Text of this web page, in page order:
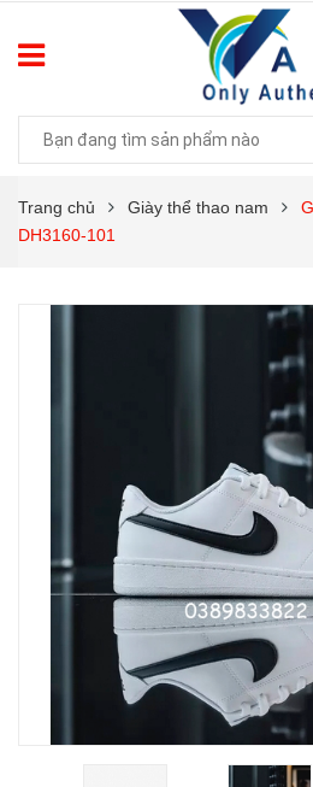
Trang chủ Giày thể thao nam
DH3160-101